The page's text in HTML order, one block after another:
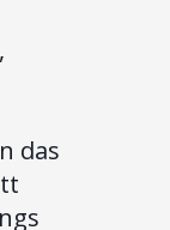
das